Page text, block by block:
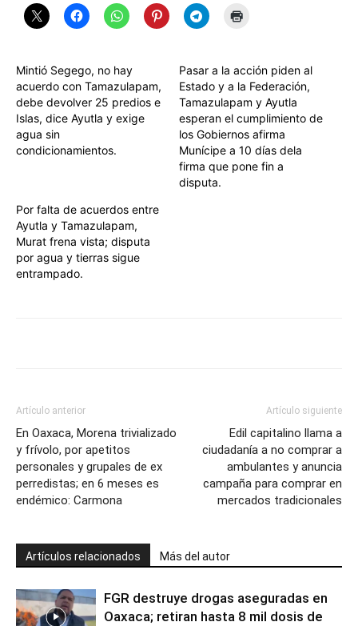
Mintió Segego, no hay
acuerdo con Tamazulapam,
debe devolver 25 predios e
Islas, dice Ayutla y exige
agua sin
condicionamientos.
Pasar a la acción piden al
Estado y a la Federación,
Tamazulapam y Ayutla
esperan el cumplimiento de
los Gobiernos afirma
Munícipe a 10 días dela
firma que pone fin a
disputa.
Por falta de acuerdos entre
Ayutla y Tamazulapam,
Murat frena vista; disputa
por agua y tierras sigue
entrampado.
Artículo anterior
En Oaxaca, Morena trivializado
y frívolo, por apetitos
personales y grupales de ex
perredistas; en 6 meses es
endémico: Carmona
Artículo siguiente
Edil capitalino llama a
ciudadanía a no comprar a
ambulantes y anuncia
campaña para comprar en
mercados tradicionales
Artículos relacionados Más del autor
FGR destruye drogas aseguradas en
Oaxaca; retiran hasta 8 mil dosis de